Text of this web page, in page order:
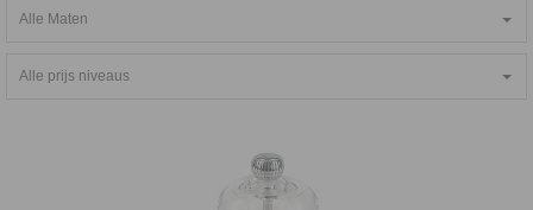
Alle Maten
Alle prijs niveaus